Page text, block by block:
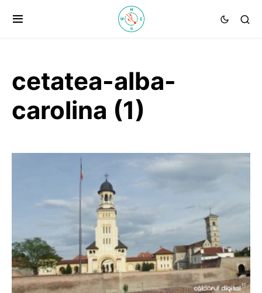
cetatea-alba-
carolina (1)